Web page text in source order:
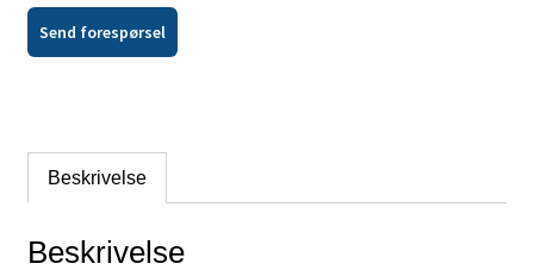
Send forespørsel
Beskrivelse
Beskrivelse